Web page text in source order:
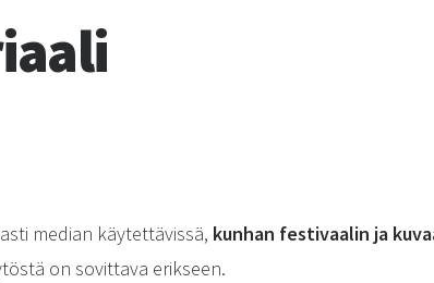
median käytettävissä, kunhan festivaalin ja
on sovittava erikseen.